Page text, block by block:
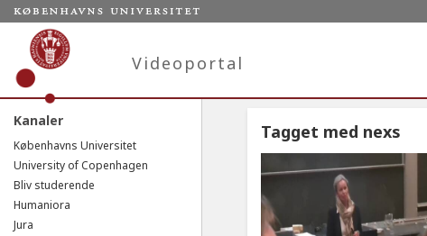
Videoportal
Kanaler
Københavns Universitet
University of Copenhagen
Bliv studerende
Humaniora
Jura
Tagget med nexs